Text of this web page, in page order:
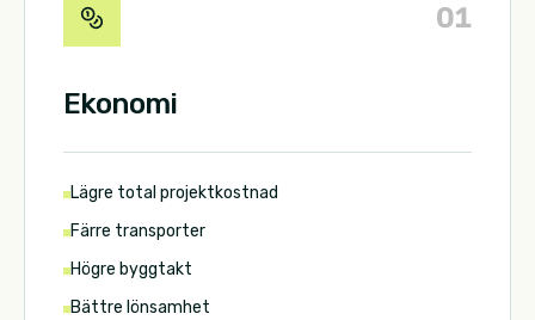
01
Ekonomi
Lägre total projektkostnad
Färre transporter
Högre byggtakt
Bättre lönsamhet